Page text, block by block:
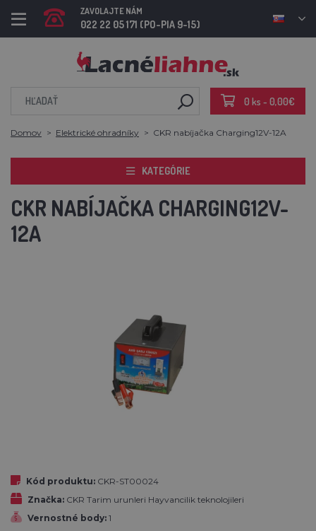
ZAVOLAJTE NÁM
022 22 05 171 (PO-PIA 9-15)
0 ks - 0,00€
Domov Elektrické ohradníky CKR nabíjačka Charging12V-12A
KATEGÓRIE
CKR NABÍJAČKA CHARGING12V-
12A
Kód produktu: CKR-ST00024
Značka: CKR Tarim urunleri Hayvancilik teknolojileri
Vernostné body: 1